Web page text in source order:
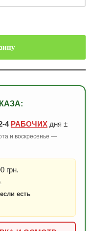
4 РАБОЧИХдня ±
и воскресенье —
грн.
есть